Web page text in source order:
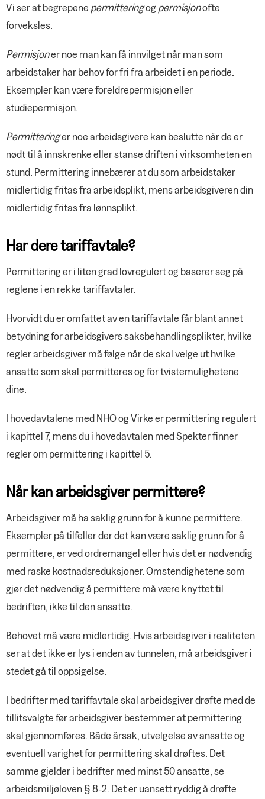
Bestill Negotia-materiell
YS Fordel
Vi ser at begrepene permitteringogpermisjonofte
forveksles.
Permisjoner noe man kan få innvilget når man som
arbeidstaker har behov for fri fra arbeidet i en periode.
Eksempler kan være foreldrepermisjon eller
studiepermisjon.
Permitteringer noe arbeidsgivere kan beslutte når de er
nødt til å innskrenke eller stanse driften i virksomheten en
stund. Permittering innebærer at du som arbeidstaker
midlertidig fritas fra arbeidsplikt, mens arbeidsgiveren din
midlertidig fritas fra lønnsplikt.
Har dere tariffavtale?
Permittering er i liten grad lovregulert og baserer seg på
reglene i en rekke tariffavtaler.
Hvorvidt du er omfattet av en tariffavtale får blant annet
betydning for arbeidsgivers saksbehandlingsplikter, hvilke
regler arbeidsgiver må følge når de skal velge ut hvilke
ansatte som skal permitteres og for tvistemulighetene
dine.
I hovedavtalene med NHO og Virke er permittering regulert
i kapittel 7, mens du i hovedavtalen med Spekter finner
regler om permittering i kapittel 5.
Når kan arbeidsgiver permittere?
Arbeidsgiver må ha saklig grunn for å kunne permittere.
Eksempler på tilfeller der det kan være saklig grunn for å
permittere, er ved ordremangel eller hvis det er nødvendig
med raske kostnadsreduksjoner. Omstendighetene som
gjør det nødvendig å permittere må være knyttet til
bedriften, ikke til den ansatte.
Behovet må være midlertidig. Hvis arbeidsgiver i realiteten
ser at det ikke er lys i enden av tunnelen, må arbeidsgiver i
stedet gå til oppsigelse.
I bedrifter med tariffavtale skal arbeidsgiver drøfte med de
tillitsvalgte før arbeidsgiver bestemmer at permittering
skal gjennomføres. Både årsak, utvelgelse av ansatte og
eventuell varighet for permittering skal drøftes. Det
samme gjelder i bedrifter med minst 50 ansatte, se
arbeidsmiljøloven § 8-2. Det er uansett ryddig å drøfte